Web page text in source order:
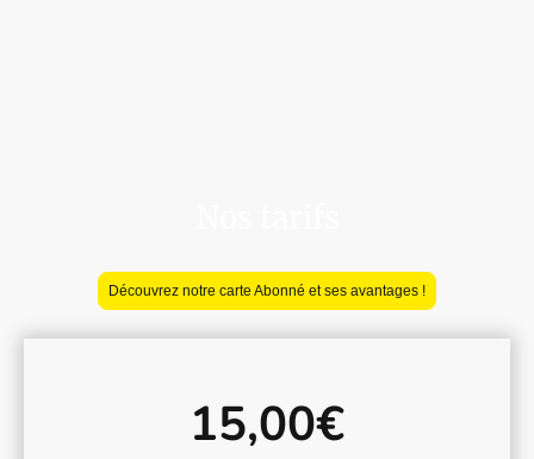
Découvrez notre carte Abonné et ses avantages !
15,00€